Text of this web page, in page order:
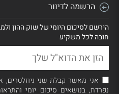
הרשמה לדיוור
הירשם לסיכום היומי של שוק ההון
חובה לכל משקיע
אני מאשר קבלת שני
נפרדת, בנושאים סיכום יומי